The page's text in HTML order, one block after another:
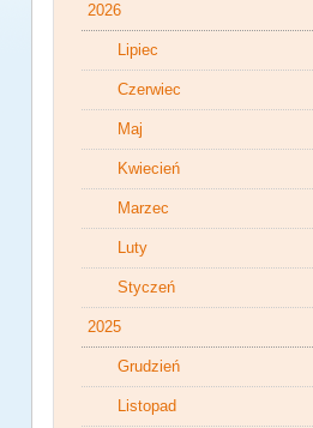
2026
Lipiec
Czerwiec
Maj
Kwiecień
Marzec
Luty
Styczeń
2025
Grudzień
Listopad